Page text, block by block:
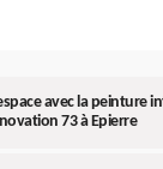
avec la peinture
73 à Epierre